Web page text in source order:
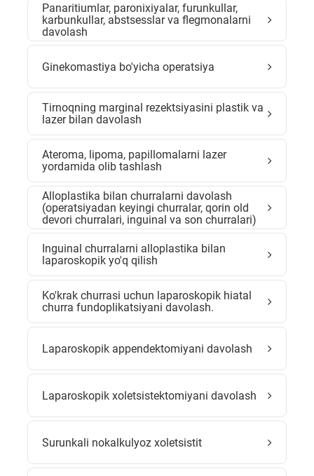
Panaritiumlar, paronixiyalar, furunkullar,
karbunkullar, abstsesslar va flegmonalarni
davolash
Ginekomastiya bo'yicha operatsiya
Tirnoqning marginal rezektsiyasini plastik va
lazer bilan davolash
Ateroma, lipoma, papillomalarni lazer
yordamida olib tashlash
Alloplastika bilan churralarni davolash
(operatsiyadan keyingi churralar, qorin old
devori churralari, inguinal va son churralari)
Inguinal churralarni alloplastika bilan
laparoskopik yo'q qilish
Ko'krak churrasi uchun laparoskopik hiatal
churra fundoplikatsiyani davolash.
Laparoskopik appendektomiyani davolash
Laparoskopik xoletsistektomiyani davolash
Surunkali nokalkulyoz xoletsistit